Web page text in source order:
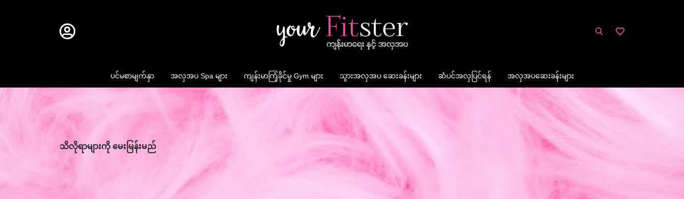
ပင်မစာမျက်နှာ အလှအပ Spa များ ကျန်းမာကြံ့ခိုင်မှု Gym များ သွားအလှအပ ဆေးခန်းများ ဆံပင်အလှပြင်ရန် အလှအပဆေးခန်းများ
သိလိုရာများကို မေးမြန်းမည်